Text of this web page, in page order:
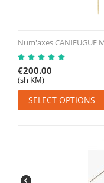
Num'axes CANIFUGUE
€200.00
(sh KM)
SELECT OPTIONS